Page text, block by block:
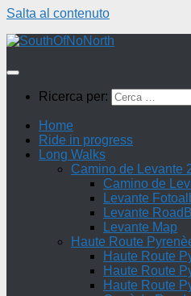
Salta al contenuto
Ricerca per:
Home
Ride in progress
Long Walks
Camino de Levante
Camino de
Levante
Levante
Levante Map
Haute Route
Haute Route
Haute Route
Haute Route